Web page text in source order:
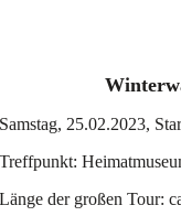
Samstag, 25.02.2023,
Treffpunkt:
Länge der großen Tour: